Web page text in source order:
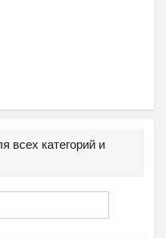
всех категорий и